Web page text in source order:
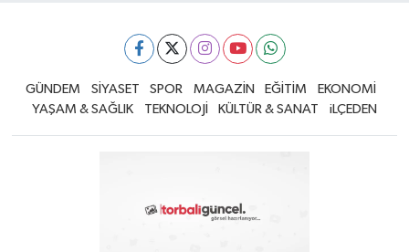
GÜNDEM SİYASET SPOR MAGAZİN EĞİTİM
EKONOMİ
YAŞAM & SAĞLIK
TEKNOLOJİ KÜLTÜR & SANAT iLÇEDEN